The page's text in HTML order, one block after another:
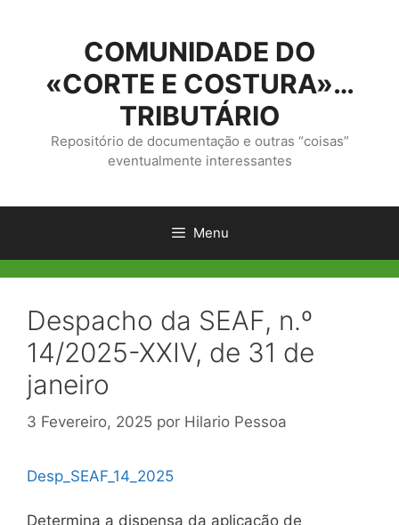
conteúdo
COMUNIDADE DO
«CORTE E COSTURA»…
TRIBUTÁRIO
Repositório de documentação e outras “coisas”
eventualmente interessantes
Menu
Despacho da SEAF, n.º
14/2025-XXIV, de 31 de
janeiro
3 Fevereiro, 2025 por Hilario Pessoa
Desp_SEAF_14_2025
Determina a dispensa da aplicação de